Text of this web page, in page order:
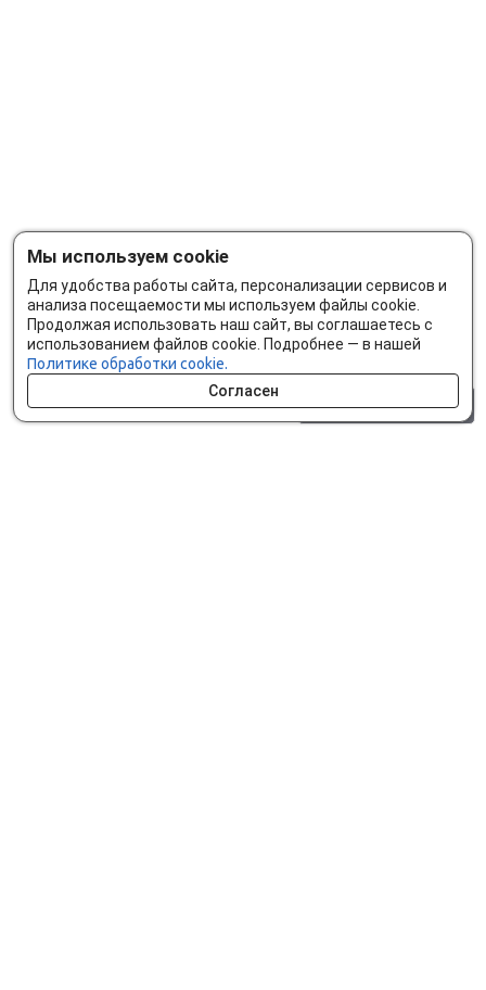
Мы используем cookie
Для удобства работы сайта, персонализации сервисов и
анализа посещаемости мы используем файлы cookie.
Продолжая использовать наш сайт, вы соглашаетесь с
использованием файлов cookie. Подробнее — в нашей
Политике обработки cookie.
Согласен